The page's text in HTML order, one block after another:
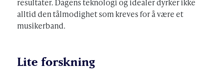
resultater. Dagens teknologi og idealer dyrker ikke
alltid den tålmodighet som kreves for å være et
musikerband.
Lite forskning